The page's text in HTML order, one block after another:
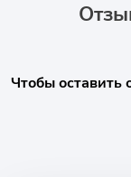
Чтобы оставить